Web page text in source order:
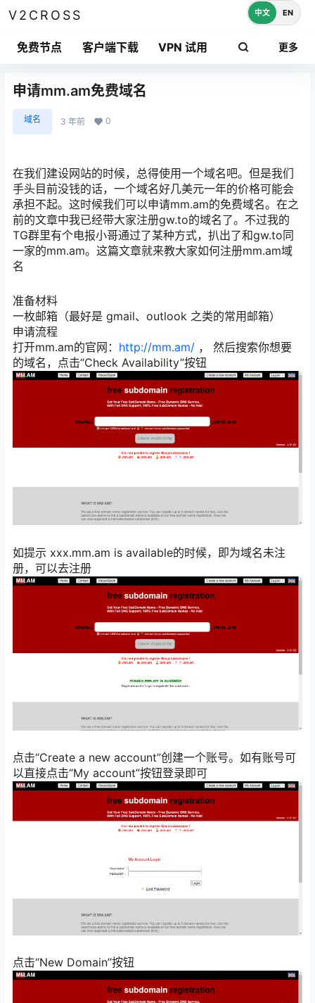
V2CROSS
免费节点 客户端下载 VPN 试用 更多
中文 EN
申请mm.am免费域名
域名 3 年前 0
在我们建设网站的时候，总得使用一个域名吧。但是我们
手头目前没钱的话，一个域名好几美元一年的价格可能会
承担不起。这时候我们可以申请mm.am的免费域名。在之
前的文章中我已经带大家注册gw.to的域名了。不过我的
TG群里有个电报小哥通过了某种方式，扒出了和gw.to同
一家的mm.am。这篇文章就来教大家如何注册mm.am域
名
准备材料
一枚邮箱（最好是 gmail、outlook 之类的常用邮箱）
申请流程
打开mm.am的官网： http://mm.am/ ， 然后搜索你想要
的域名，点击“Check Availability”按钮
如提示 xxx.mm.am is available的时候，即为域名未注
册，可以去注册
点击“Create a new account”创建一个账号。如有账号可
以直接点击“My account”按钮登录即可
点击“New Domain”按钮